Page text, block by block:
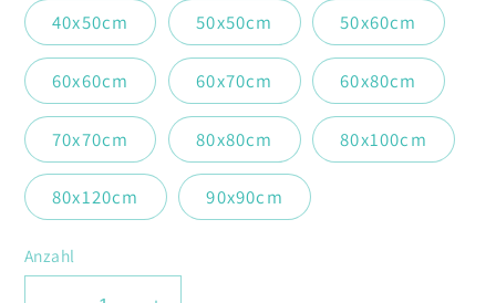
40x50cm 50x50cm 50x60cm
60x60cm 60x70cm 60x80cm
70x70cm 80x80cm 80x100cm
80x120cm 90x90cm
Anzahl